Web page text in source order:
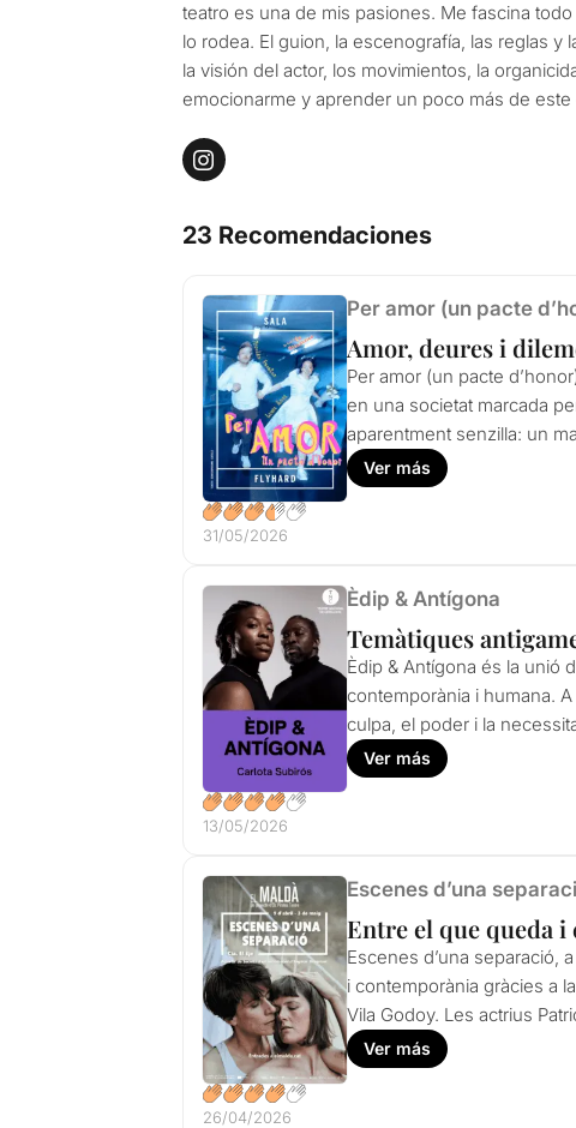
teatro es una de mis pasiones. Me fascina
lo rodea. El guion, la escenografía, las reglas
la visión del actor, los movimientos, la
emocionarme y aprender un poco más de este
23 Recomendaciones
31/05/2026
Per amor (un pacte
Amor, deures i
Per amor (un pacte
en una societat marcada
aparentment senzilla: un
Ver más
13/05/2026
Èdip & Antígona
Temàtiques
Èdip & Antígona és la unió
contemporània i humana.
culpa, el poder i la
Ver más
26/04/2026
Escenes d’una
Entre el que queda i
Escenes d’una separació,
i contemporània gràcies a
Vila Godoy. Les actrius
Ver más